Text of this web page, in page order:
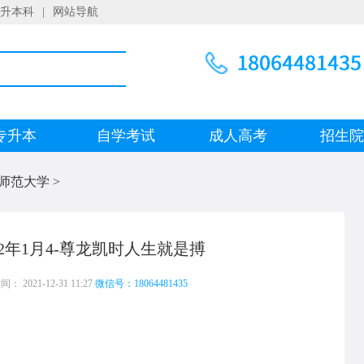
本科 网站导航
升本 自学考试 成人高考 招生
范大学 >
1月4-尊龙凯时人生就是搏
： 2021-12-31 11:27 微信号：18064481435